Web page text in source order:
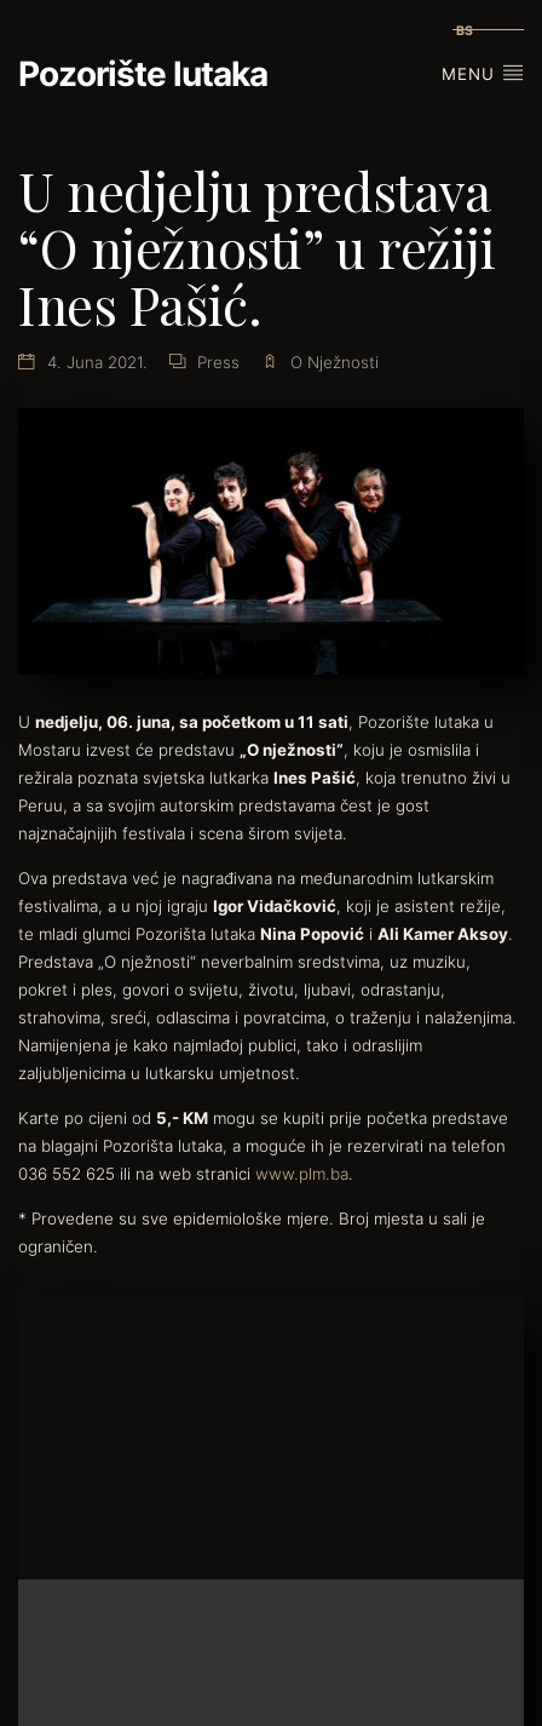
BS
Pozorište lutaka MENU
U nedjelju predstava
“O nježnosti” u režiji
Ines Pašić.
4. Juna 2021. Press O Nježnosti
U nedjelju, 06. juna, sa početkom u 11 sati, Pozorište lutaka u
Mostaru izvest će predstavu „O nježnosti“, koju je osmislila i
režirala poznata svjetska lutkarka Ines Pašić, koja trenutno živi u
Peruu, a sa svojim autorskim predstavama čest je gost
najznačajnijih festivala i scena širom svijeta.
Ova predstava već je nagrađivana na međunarodnim lutkarskim
festivalima, a u njoj igraju Igor Vidačković, koji je asistent režije,
te mladi glumci Pozorišta lutaka Nina Popović i Ali Kamer Aksoy.
Predstava „O nježnosti“ neverbalnim sredstvima, uz muziku,
pokret i ples, govori o svijetu, životu, ljubavi, odrastanju,
strahovima, sreći, odlascima i povratcima, o traženju i nalaženjima.
Namijenjena je kako najmlađoj publici, tako i odraslijim
zaljubljenicima u lutkarsku umjetnost.
Karte po cijeni od 5,- KM mogu se kupiti prije početka predstave
na blagajni Pozorišta lutaka, a moguće ih je rezervirati na telefon
036 552 625 ili na web stranici www.plm.ba.
* Provedene su sve epidemiološke mjere. Broj mjesta u sali je
ograničen.